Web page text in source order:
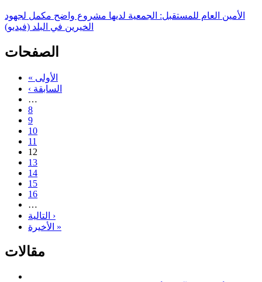
الأمين العام للمستقبل: الجمعية لديها مشروع واضح مكمل لجهود
الخيرين في البلد (فيديو)
الصفحات
« الأولى
‹ السابقة
…
8
9
10
11
12
13
14
15
16
…
التالية ›
الأخيرة »
مقالات